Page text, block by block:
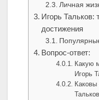
Личная
Игорь Тальков:
достижения
Вопрос-ответ:
Какую
Игорь